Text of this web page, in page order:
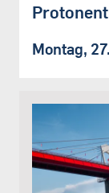
Montag,